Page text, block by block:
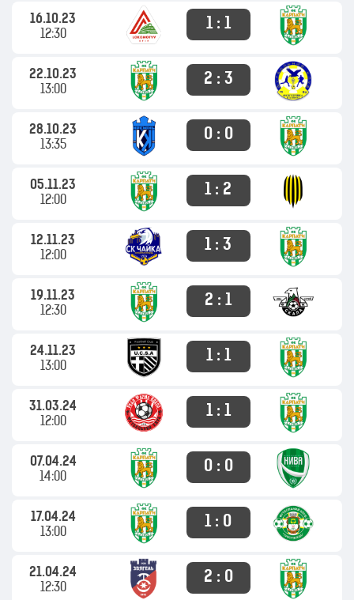
16.10.23
12:30
1 : 1
22.10.23
13:00
2 : 3
28.10.23
13:35
0 : 0
05.11.23
12:00
1 : 2
12.11.23
12:00
1 : 3
19.11.23
12:30
2 : 1
24.11.23
13:00
1 : 1
31.03.24
12:00
1 : 1
07.04.24
14:00
0 : 0
17.04.24
13:00
1 : 0
21.04.24
12:30
2 : 0